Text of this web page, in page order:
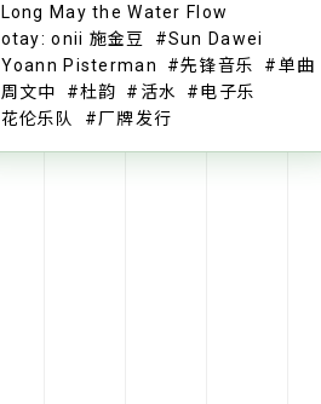
Long May the Water Flow
otay: onii 施金豆
Sun Dawei
Yoann Pisterman
先锋音乐
单曲
周文中
杜韵 活水
电子乐
花伦乐队
厂牌发行